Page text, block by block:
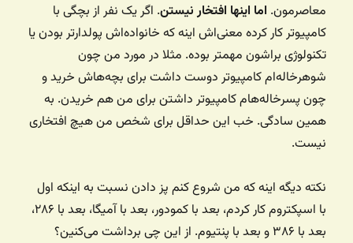
معاصرمون. اما اینها افتخار نیستن. اگر یک نفر از بچگی با
کامپیوتر کار کرده معنی‌اش اینه که خانواده‌اش پولدارتر بودن یا
تکنولوژی براشون مهمتر بوده. مثلا در مورد من چون
شوهرخاله‌ام کامپیوتر دوست داشت برای بچه‌هاش خرید و
چون پسرخاله‌هام کامپیوتر داشتن برای من هم خریدن. به
همین سادگی. خب این حداقل برای شخص من هیچ افتخاری
نیست.
نکته دیگه اینه که من شروع کنم پز دادن نسبت به اینکه اول
با اسپکتروم کار کردم، بعد با کمودور، بعد با آمیگا، بعد با ۲۸۶،
بعد با ۳۸۶ و بعد با پنتیوم. از این چی برداشت می‌کنین؟